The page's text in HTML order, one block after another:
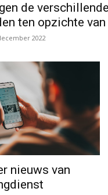
de
ten opzichte van
2022
nieuws van